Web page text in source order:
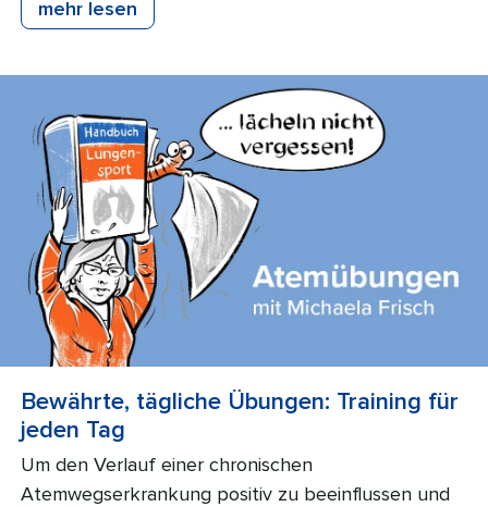
mehr lesen
Bewährte, tägliche Übungen: Training für
jeden Tag
Um den Verlauf einer chronischen
Atemwegserkrankung positiv zu beeinflussen und